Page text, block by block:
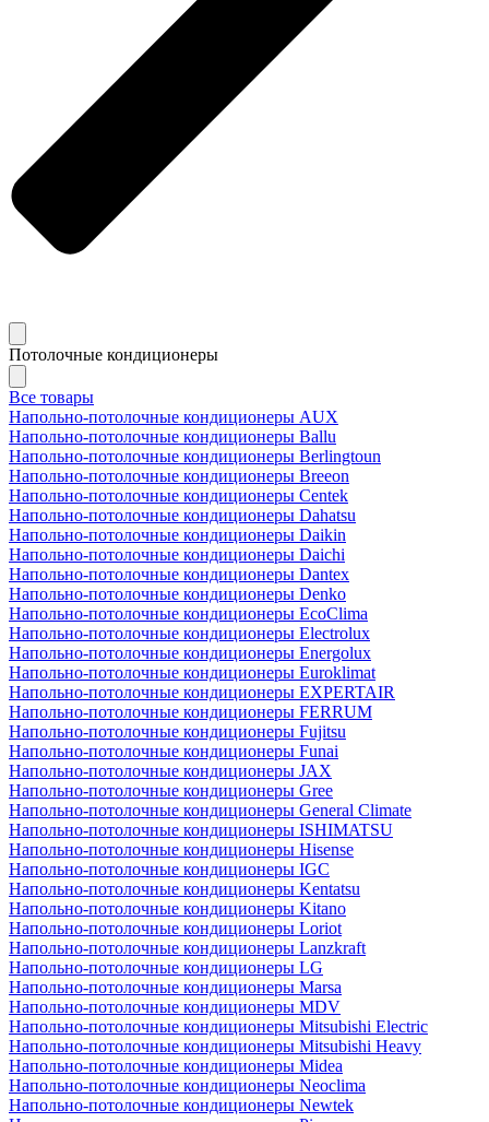
Потолочные кондиционеры
Все товары
Напольно-потолочные кондиционеры AUX
Напольно-потолочные кондиционеры Ballu
Напольно-потолочные кондиционеры Berlingtoun
Напольно-потолочные кондиционеры Breeon
Напольно-потолочные кондиционеры Centek
Напольно-потолочные кондиционеры Dahatsu
Напольно-потолочные кондиционеры Daikin
Напольно-потолочные кондиционеры Daichi
Напольно-потолочные кондиционеры Dantex
Напольно-потолочные кондиционеры Denko
Напольно-потолочные кондиционеры EcoClima
Напольно-потолочные кондиционеры Electrolux
Напольно-потолочные кондиционеры Energolux
Напольно-потолочные кондиционеры Euroklimat
Напольно-потолочные кондиционеры EXPERTAIR
Напольно-потолочные кондиционеры FERRUM
Напольно-потолочные кондиционеры Fujitsu
Напольно-потолочные кондиционеры Funai
Напольно-потолочные кондиционеры JAX
Напольно-потолочные кондиционеры Gree
Напольно-потолочные кондиционеры General Climate
Напольно-потолочные кондиционеры ISHIMATSU
Напольно-потолочные кондиционеры Hisense
Напольно-потолочные кондиционеры IGC
Напольно-потолочные кондиционеры Kentatsu
Напольно-потолочные кондиционеры Kitano
Напольно-потолочные кондиционеры Loriot
Напольно-потолочные кондиционеры Lanzkraft
Напольно-потолочные кондиционеры LG
Напольно-потолочные кондиционеры Marsa
Напольно-потолочные кондиционеры MDV
Напольно-потолочные кондиционеры Mitsubishi Electric
Напольно-потолочные кондиционеры Mitsubishi Heavy
Напольно-потолочные кондиционеры Midea
Напольно-потолочные кондиционеры Neoclima
Напольно-потолочные кондиционеры Newtek